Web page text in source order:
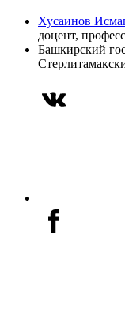
Хусаинов
доцент,
Башкирский